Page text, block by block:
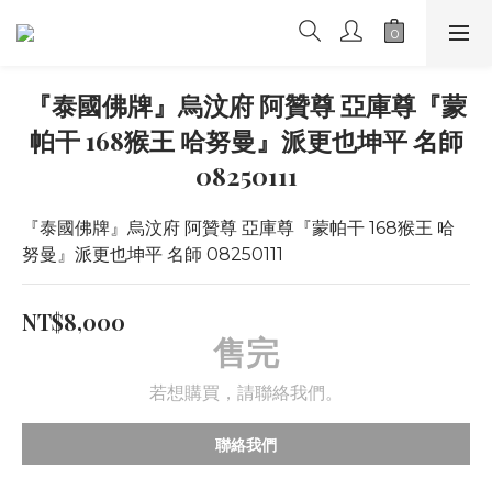
『泰國佛牌』烏汶府 阿贊尊 亞庫尊『蒙
帕干 168猴王 哈努曼』派更也坤平 名師
08250111
『泰國佛牌』烏汶府 阿贊尊 亞庫尊『蒙帕干 168猴王 哈
努曼』派更也坤平 名師 08250111
NT$8,000
售完
若想購買，請聯絡我們。
聯絡我們